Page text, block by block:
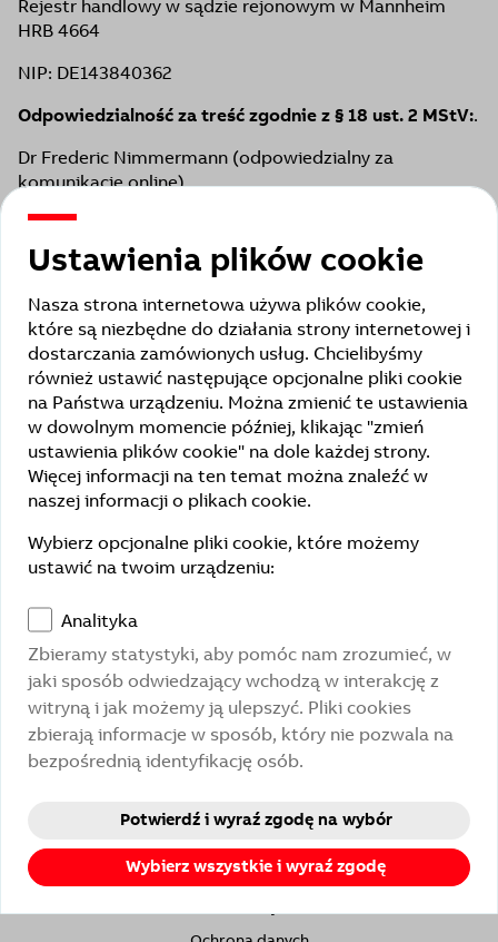
Rejestr handlowy w sądzie rejonowym w Mannheim
HRB 4664
NIP: DE143840362
Odpowiedzialność za treść zgodnie z § 18 ust. 2 MStV:.
Dr Frederic Nimmermann (odpowiedzialny za
komunikację online)
Ustawienia plików cookie
Nasza strona internetowa używa plików cookie,
które są niezbędne do działania strony internetowej i
dostarczania zamówionych usług. Chcielibyśmy
również ustawić następujące opcjonalne pliki cookie
na Państwa urządzeniu. Można zmienić te ustawienia
w dowolnym momencie później, klikając "zmień
ustawienia plików cookie" na dole każdej strony.
Więcej informacji na ten temat można znaleźć w
naszej informacji o plikach cookie.
Wybierz opcjonalne pliki cookie, które możemy
ustawić na twoim urządzeniu:
Analityka
Zbieramy statystyki, aby pomóc nam zrozumieć, w
jaki sposób odwiedzający wchodzą w interakcję z
witryną i jak możemy ją ulepszyć. Pliki cookies
zbierają informacje w sposób, który nie pozwala na
bezpośrednią identyfikację osób.
Potwierdź i wyraź zgodę na wybór
Wybierz wszystkie i wyraź zgodę
Links
Portal ProService
© ABB AG – Busch-Jaeger 2026
Kontakt
Open-Source
Dostępność